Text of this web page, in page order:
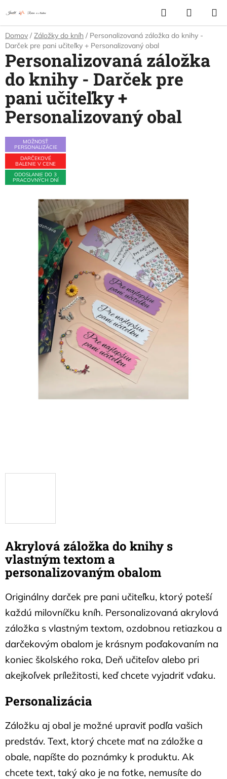
na
obsah
Hľadať
KOŠÍK
Domov / Záložky do kníh / Personalizovaná záložka do knihy -
Darček pre pani učiteľky + Personalizovaný obal
Akrylová záložka do knihy s
vlastným textom a
personalizovaným obalom
Originálny darček pre pani učiteľku, ktorý poteší
každú milovníčku kníh. Personalizovaná akrylová
záložka s vlastným textom, ozdobnou retiazkou a
darčekovým obalom je krásnym poďakovaním na
koniec školského roka, Deň učiteľov alebo pri
akejkoľvek príležitosti, keď chcete vyjadriť vďaku.
Personalizácia
Záložku aj obal je možné upraviť podľa vašich
predstáv. Text, ktorý chcete mať na záložke a
obale, napíšte do poznámky k produktu. Ak
chcete text, taký ako je na fotke, nemusíte do
Personalizovaná záložka
do knihy - Darček pre
pani učiteľky +
Personalizovaný obal
MOŽNOSŤ
PERSONALIZÁCIE
DARČEKOVÉ
BALENIE V CENE
ODOSLANIE DO 3
PRACOVNÝCH DNÍ